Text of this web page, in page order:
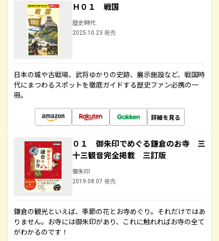
Ｈ０１ 戦国
歴史時代
2025.10.23 発売
日本の城や古戦場、武将ゆかりの史跡、展示施設など、戦国時
代にまつわるスポットを徹底ガイドする歴史ファン必携の一
冊。
詳細を見る
０１ 御朱印でめぐる鎌倉のお寺 三
十三観音完全掲載 三訂版
御朱印
2019.08.07 発売
鎌倉の観光といえば、季節の花とお寺めぐり。それだけではあ
りません。お寺には御朱印があり、これに触れればお寺の全て
がわかるのです！